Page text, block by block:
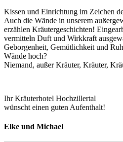
Kissen und Einrichtung im Zeichen
Auch die Wände in unserem
erzählen Kräutergeschichten!
vermitteln Duft und Wirkkraft
Geborgenheit, Gemütlichkeit und
Wände hoch?
Niemand, außer Kräuter, Kräuter,
Ihr Kräuterhotel Hochzillertal
wünscht einen guten Aufenthalt!
Elke und Michael